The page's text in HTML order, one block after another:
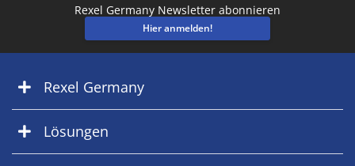
Rexel Germany Newsletter abonnieren
Hier anmelden!
Rexel Germany
Lösungen